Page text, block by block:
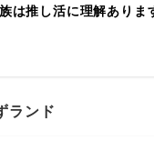
は推し活に理解ありま
ランド